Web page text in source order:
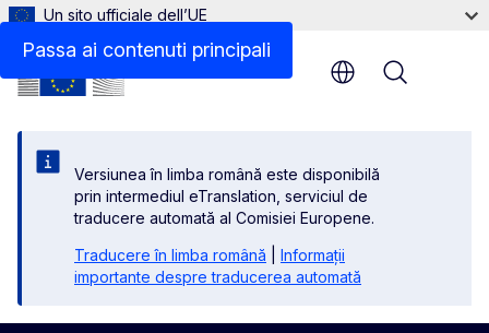
Passa ai contenuti principali
Un sito ufficiale dell’UE
Versiunea în limba română este disponibilă
prin intermediul eTranslation, serviciul de
traducere automată al Comisiei Europene.
Traducere în limba română
Informații
importante despre traducerea automată
Menu